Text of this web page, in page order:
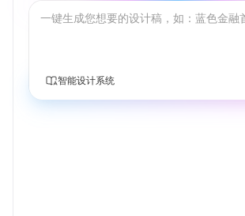
智能设计系统